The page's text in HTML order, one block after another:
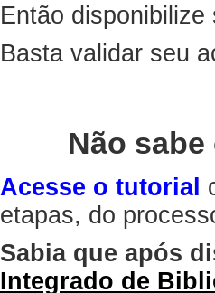
Então
Basta validar seu
Não
Acesse o tutorial
etapas, do
Sabia que após
Integrado de